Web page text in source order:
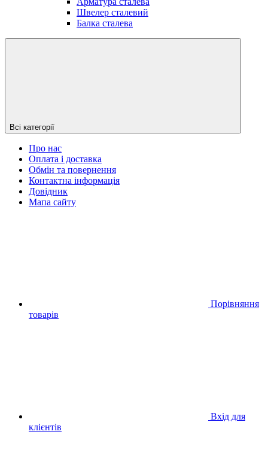
Швелер сталевий
Балка сталева
Всі категорії
Про нас
Оплата і доставка
Обмін та повернення
Контактна інформація
Довідник
Мапа сайту
Порівняння
товарів
Вхід для
клієнтів